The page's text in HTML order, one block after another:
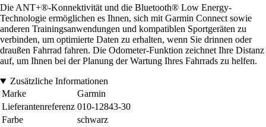
Die ANT+®-Konnektivität und die Bluetooth® Low Energy-
Technologie ermöglichen es Ihnen, sich mit Garmin Connect sowie
anderen Trainingsanwendungen und kompatiblen Sportgeräten zu
verbinden, um optimierte Daten zu erhalten, wenn Sie drinnen oder
draußen Fahrrad fahren. Die Odometer-Funktion zeichnet Ihre Distanz
auf, um Ihnen bei der Planung der Wartung Ihres Fahrrads zu helfen.
Zusätzliche Informationen
Marke
Garmin
Lieferantenreferenz 010-12843-30
Farbe
schwarz